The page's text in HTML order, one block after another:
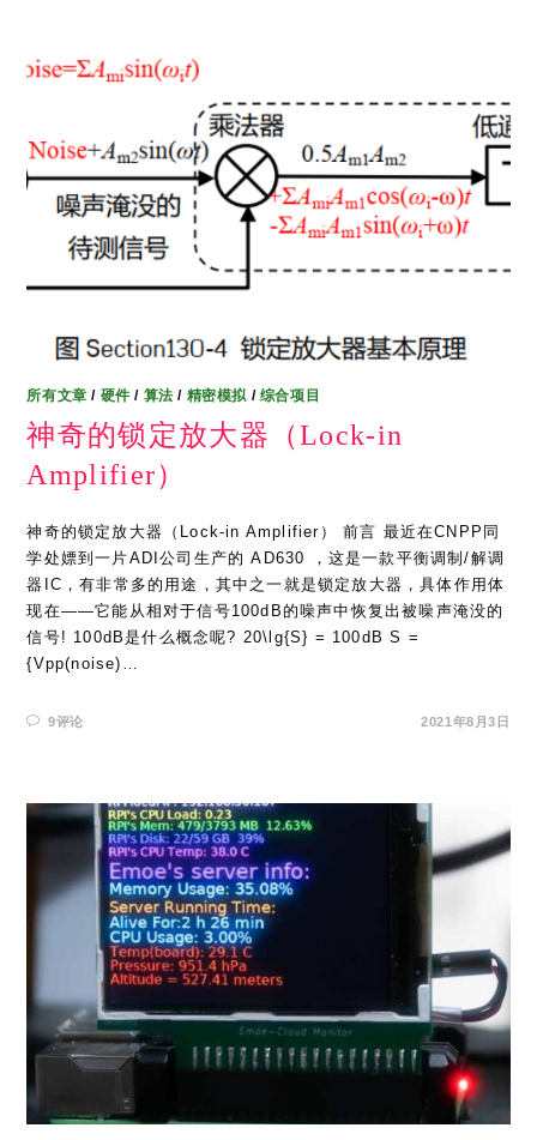
所有文章 / 硬件 / 算法 / 精密模拟 / 综合项目
神奇的锁定放大器（Lock-in
Amplifier）
神奇的锁定放大器（Lock-in Amplifier） 前言 最近在CNPP同
学处嫖到一片ADI公司生产的 AD630 ，这是一款平衡调制/解调
器IC，有非常多的用途，其中之一就是锁定放大器，具体作用体
现在——它能从相对于信号100dB的噪声中恢复出被噪声淹没的
信号! 100dB是什么概念呢? 20\lg{S} = 100dB S =
{Vpp(noise)…
9评论 2021年8月3日